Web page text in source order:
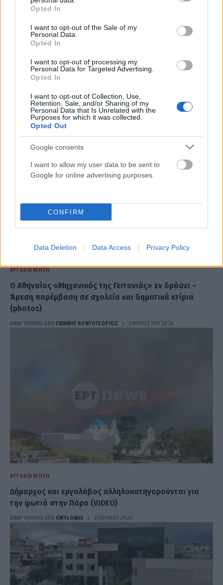
grant or deny consent to Google and its third-party tags to
use your data for below specified purposes in below Google
consent section.
Opted In
I want to opt-out of the Sale of my
Personal Data.
Opted In
I want to opt-out of processing my
Personal Data for Targeted Advertising.
Opted In
I want to opt-out of Collection, Use,
Retention, Sale, and/or Sharing of my
Personal Data that Is Unrelated with the
Purposes for which it was collected.
Opted Out
Google consents
I want to allow my user data to be sent to
Google for online advertising purposes.
CONFIRM
Data Deletion Data Access Privacy Policy
ΑΥΤΟΔΙΟΊΚΗΣΗ
πράσινες και πιο δροσερές (photos)
ΑΝΑΡΤΗΘΗΚΕ ΑΠΟΓΙΆΝΝΗΣ ΚΟΝΤΟΓΕΏΡΓΟΣ 5 ΑΥΓΟΎΣΤΟΥ 2026
ΑΥΤΟΔΙΟΊΚΗΣΗ
Ο Αθηναίος «Μηχανικός της Γειτονιάς» εν δράσει –
Άμεση παρέμβαση σε σχολεία και δημοτικά κτίρια
(photos)
ΑΝΑΡΤΗΘΗΚΕ ΑΠΟ ΓΙΆΝΝΗΣ ΚΟΝΤΟΓΕΏΡΓΟΣ 3 ΑΥΓΟΎΣΤΟΥ 2026
ΑΥΤΟΔΙΟΊΚΗΣΗ
Δήμαρχος και εργολάβος αλληλοκατηγορούνται για
την φωτιά στην Πάρο (VIDEO)
ΑΝΑΡΤΗΘΗΚΕ ΑΠΟ GMYLONAS 31 ΙΟΥΛΊΟΥ 2026